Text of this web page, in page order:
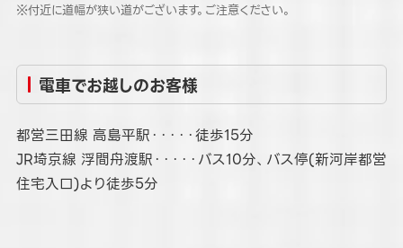
※付近に道幅が狭い道がございます。ご注意ください。
電車でお越しのお客様
都営三田線 高島平駅・・・・・徒歩15分
JR埼京線 浮間舟渡駅・・・・・バス10分、バス停(新河岸都営
住宅入口)より徒歩5分